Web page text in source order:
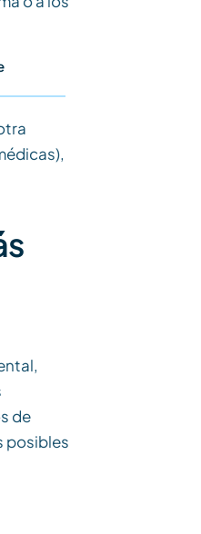
de
posibles